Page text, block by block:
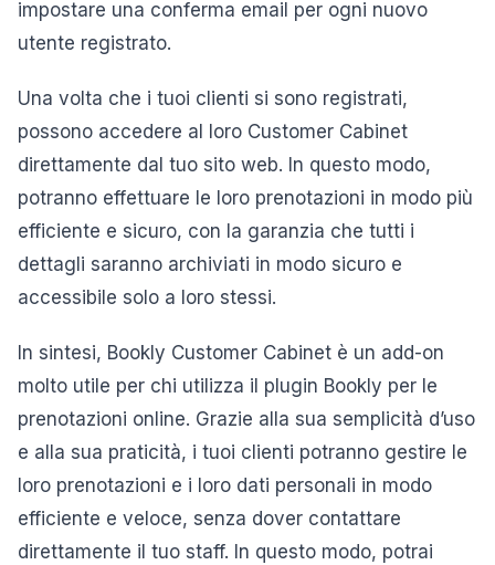
impostare una conferma email per ogni nuovo
utente registrato.
Una volta che i tuoi clienti si sono registrati,
possono accedere al loro Customer Cabinet
direttamente dal tuo sito web. In questo modo,
potranno effettuare le loro prenotazioni in modo più
efficiente e sicuro, con la garanzia che tutti i
dettagli saranno archiviati in modo sicuro e
accessibile solo a loro stessi.
In sintesi, Bookly Customer Cabinet è un add-on
molto utile per chi utilizza il plugin Bookly per le
prenotazioni online. Grazie alla sua semplicità d’uso
e alla sua praticità, i tuoi clienti potranno gestire le
loro prenotazioni e i loro dati personali in modo
efficiente e veloce, senza dover contattare
direttamente il tuo staff. In questo modo, potrai